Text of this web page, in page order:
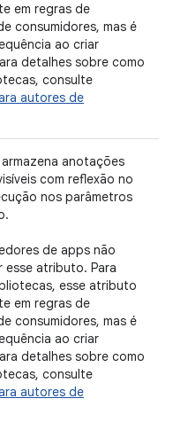
em regras de
consumidores, mas é
ao criar
detalhes sobre como
consulte
autores de
anotações
com reflexão no
nos parâmetros
de apps não
esse atributo. Para
esse atributo
em regras de
consumidores, mas é
ao criar
detalhes sobre como
consulte
autores de